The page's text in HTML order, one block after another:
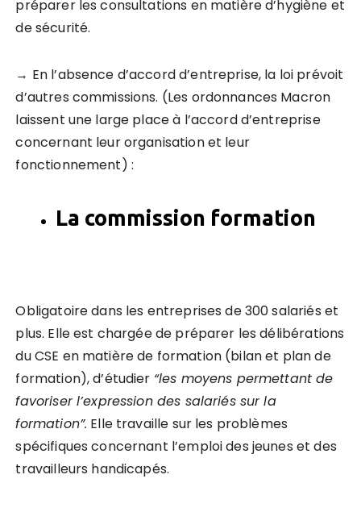
préparer les consultations en matière d’hygiène et
de sécurité.
→ En l’absence d’accord d’entreprise, la loi prévoit
d’autres commissions. (Les ordonnances Macron
laissent une large place à l’accord d’entreprise
concernant leur organisation et leur
fonctionnement) :
La commission formation
Obligatoire dans les entreprises de 300 salariés et
plus. Elle est chargée de préparer les délibérations
du CSE en matière de formation (bilan et plan de
formation), d’étudier “les moyens permettant de
favoriser l’expression des salariés sur la
formation”. Elle travaille sur les problèmes
spécifiques concernant l’emploi des jeunes et des
travailleurs handicapés.